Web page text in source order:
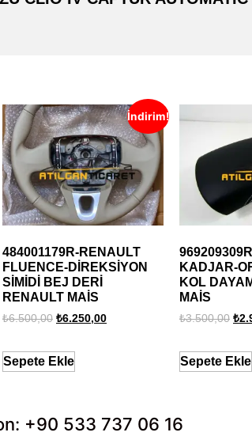
İndirim!
484001179R-RENAULT
FLUENCE-DİREKSİYON
SİMİDİ BEJ DERİ
RENAULT MAİS
₺6.500,00 ₺6.250,00
Sepete Ekle
KADJAR-
KOL
MAİS
₺3.500,00 ₺
Sepete Ekle
+90 533 737 06 16